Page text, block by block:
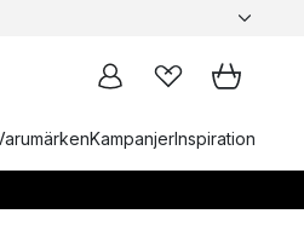
KampanjerInspiration